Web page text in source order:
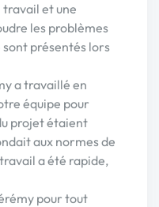
travail et une
les problèmes
présentés lors
a travaillé en
équipe pour
projet étaient
aux normes de
a été rapide,
pour tout